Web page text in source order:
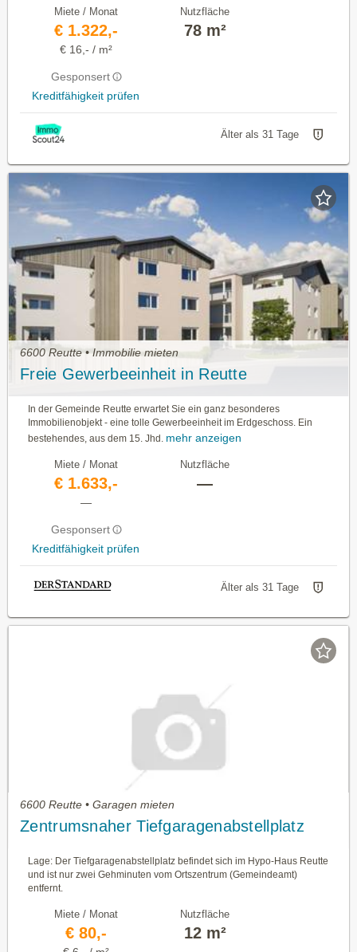
Miete / Monat
€ 1.322,-
€ 16,- / m²
Gesponsert
Kreditfähigkeit prüfen
Nutzfläche
78 m²
Älter als 31 Tage
6600 Reutte • Immobilie mieten
Freie Gewerbeeinheit in Reutte
In der Gemeinde Reutte erwartet Sie ein ganz besonderes
Immobilienobjekt - eine tolle Gewerbeeinheit im Erdgeschoss. Ein
bestehendes, aus dem 15. Jhd. mehr anzeigen
Miete / Monat
€ 1.633,-
—
Gesponsert
Kreditfähigkeit prüfen
Nutzfläche
—
Älter als 31 Tage
6600 Reutte • Garagen mieten
Zentrumsnaher Tiefgaragenabstellplatz
Lage: Der Tiefgaragenabstellplatz befindet sich im Hypo-Haus Reutte
und ist nur zwei Gehminuten vom Ortszentrum (Gemeindeamt)
entfernt.
Miete / Monat
€ 80,-
Nutzfläche
12 m²